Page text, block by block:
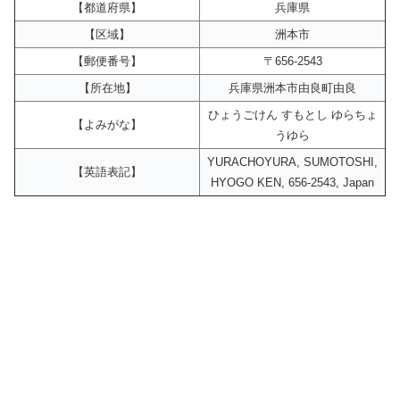
【都道府県】
兵庫県
【区域】
洲本市
【郵便番号】
〒656-2543
【所在地】
兵庫県洲本市由良町由良
【よみがな】
ひょうごけん すもとし ゆらちょ
うゆら
【英語表記】
YURACHOYURA, SUMOTOSHI,
HYOGO KEN, 656-2543, Japan